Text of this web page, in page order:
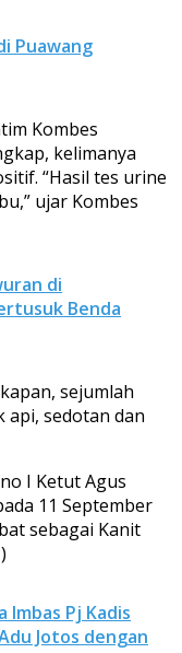
Puawang
Kombes
kelimanya
“Hasil tes urine
ujar Kombes
di
Benda
sejumlah
sedotan dan
I Ketut Agus
11 September
sebagai Kanit
Imbas Pj Kadis
Jotos dengan